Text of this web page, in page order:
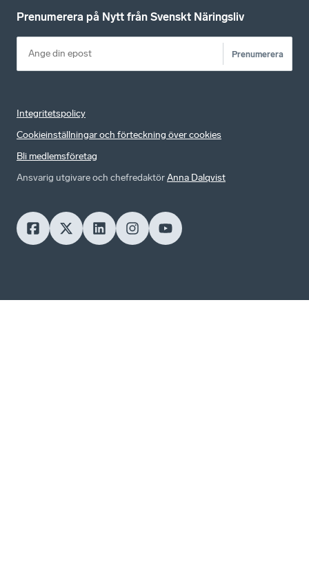
Prenumerera på Nytt från Svenskt Näringsliv
Prenumerera
Integritetspolicy
Cookieinställningar och förteckning över cookies
Bli medlemsföretag
Ansvarig utgivare och chefredaktörAnna Dalqvist